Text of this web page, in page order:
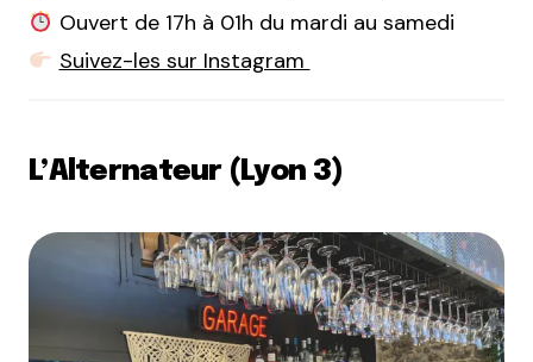
Ouvert de 17h à 01h du mardi au samedi
Suivez-les sur Instagram
L’Alternateur (Lyon 3)